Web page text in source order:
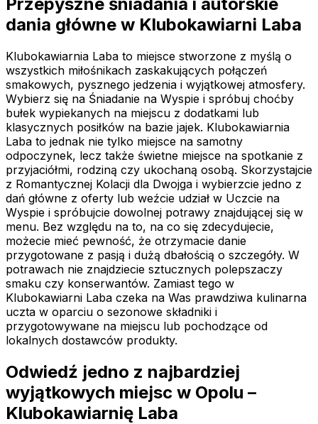
dania główne w Klubokawiarni Laba
Klubokawiarnia Laba to miejsce stworzone z myślą o
wszystkich miłośnikach zaskakujących połączeń
smakowych, pysznego jedzenia i wyjątkowej atmosfery.
Wybierz się na Śniadanie na Wyspie i spróbuj choćby
bułek wypiekanych na miejscu z dodatkami lub
klasycznych posiłków na bazie jajek. Klubokawiarnia
Laba to jednak nie tylko miejsce na samotny
odpoczynek, lecz także świetne miejsce na spotkanie z
przyjaciółmi, rodziną czy ukochaną osobą. Skorzystajcie
z Romantycznej Kolacji dla Dwojga i wybierzcie jedno z
dań główne z oferty lub weźcie udział w Uczcie na
Wyspie i spróbujcie dowolnej potrawy znajdującej się w
menu. Bez względu na to, na co się zdecydujecie,
możecie mieć pewność, że otrzymacie danie
przygotowane z pasją i dużą dbałością o szczegóły. W
potrawach nie znajdziecie sztucznych polepszaczy
smaku czy konserwantów. Zamiast tego w
Klubokawiarni Laba czeka na Was prawdziwa kulinarna
uczta w oparciu o sezonowe składniki i
przygotowywane na miejscu lub pochodzące od
lokalnych dostawców produkty.
Odwiedź jedno z najbardziej
wyjątkowych miejsc w Opolu –
Klubokawiarnię Laba